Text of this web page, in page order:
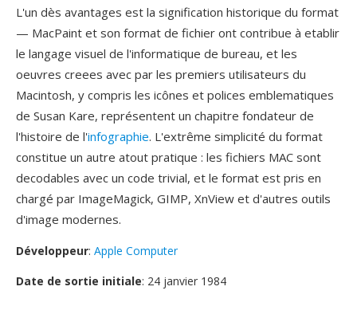
L'un dès avantages est la signification historique du format
— MacPaint et son format de fichier ont contribue à etablir
le langage visuel de l'informatique de bureau, et les
oeuvres creees avec par les premiers utilisateurs du
Macintosh, y compris les icônes et polices emblematiques
de Susan Kare, représentent un chapitre fondateur de
l'histoire de l'infographie. L'extrême simplicité du format
constitue un autre atout pratique : les fichiers MAC sont
decodables avec un code trivial, et le format est pris en
chargé par ImageMagick, GIMP, XnView et d'autres outils
d'image modernes.
Développeur: Apple Computer
Date de sortie initiale: 24 janvier 1984